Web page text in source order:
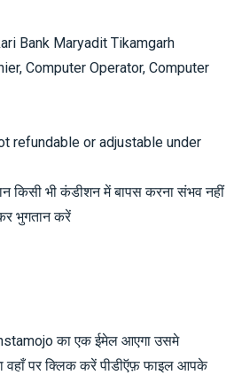
Bank Maryadit Tikamgarh
Computer Operator, Computer
refundable or adjustable under
किसी भी कंडीशन में बापस करना संभव नहीं
भुगतान करें
का एक ईमेल आएगा उसमे
वहाँ पर क्लिक करें पीडीऍफ़ फाइल आपके